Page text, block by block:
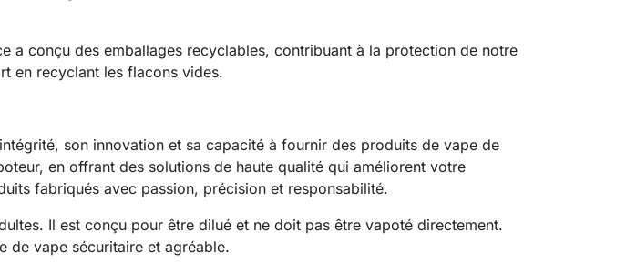
a conçu des emballages recyclables, contribuant à la protection de notre
en recyclant les flacons vides.
son innovation et sa capacité à fournir des produits de vape de
en offrant des solutions de haute qualité qui améliorent votre
fabriqués avec passion, précision et responsabilité.
Il est conçu pour être dilué et ne doit pas être vapoté directement.
de vape sécuritaire et agréable.